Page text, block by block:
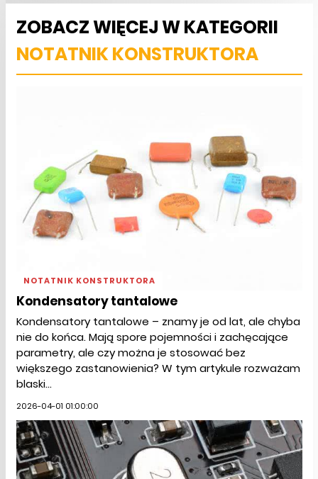
ZOBACZ WIĘCEJ W KATEGORII
NOTATNIK KONSTRUKTORA
NOTATNIK KONSTRUKTORA
Kondensatory tantalowe
Kondensatory tantalowe – znamy je od lat, ale chyba
nie do końca. Mają spore pojemności i zachęcające
parametry, ale czy można je stosować bez
większego zastanowienia? W tym artykule rozważam
blaski...
2026-04-01 01:00:00